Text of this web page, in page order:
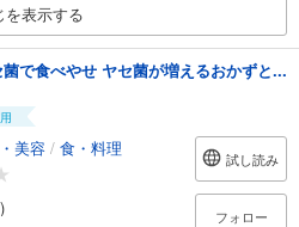
を表示する
で食べやせ ヤセ菌が増えるおかずと...
美容 / 食・料理
試し読み
フォロー